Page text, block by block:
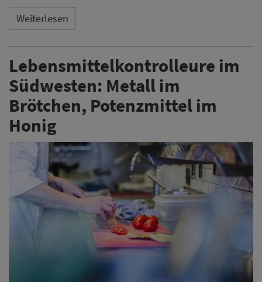
Weiterlesen
Lebensmittelkontrolleure im
Südwesten: Metall im
Brötchen, Potenzmittel im
Honig